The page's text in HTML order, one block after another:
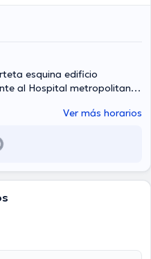
esquina edificio
al Hospital metropolitano,
Ver más horarios